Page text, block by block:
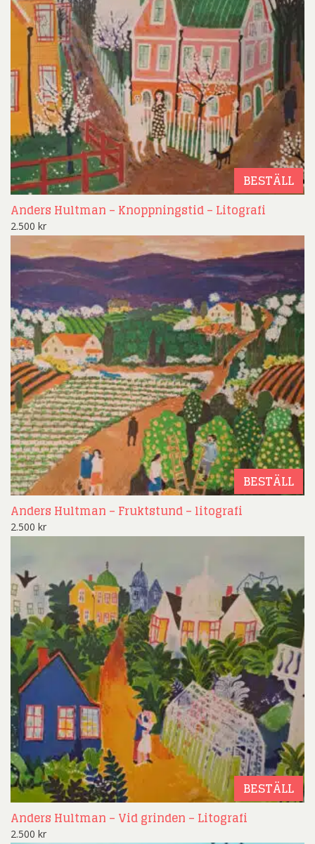
BESTÄLL
Anders Hultman – Knoppningstid – Litografi
2.500 kr
BESTÄLL
Anders Hultman – Fruktstund – litografi
2.500 kr
BESTÄLL
Anders Hultman – Vid grinden – Litografi
2.500 kr